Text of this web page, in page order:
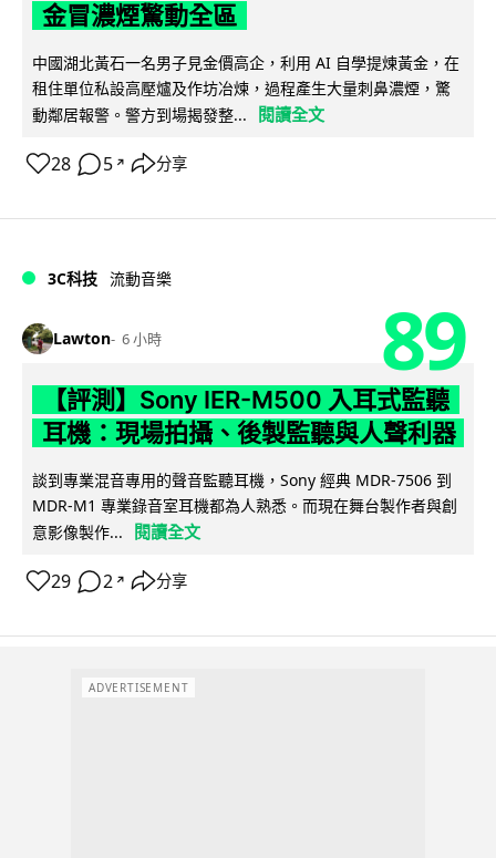
金冒濃煙驚動全區
中國湖北黃石一名男子見金價高企，利用 AI 自學提煉黃金，在
租住單位私設高壓爐及作坊冶煉，過程產生大量刺鼻濃煙，驚
動鄰居報警。警方到場揭發整...
閱讀全文
28 5 ↗ 分享
3C科技 流動音樂
Lawton 6 小時 89
【評測】Sony IER-M500 入耳式監聽
耳機：現場拍攝、後製監聽與人聲利器
談到專業混音專用的聲音監聽耳機，Sony 經典 MDR-7506 到
MDR-M1 專業錄音室耳機都為人熟悉。而現在舞台製作者與創
意影像製作...
閱讀全文
29 2 ↗ 分享
ADVERTISEMENT